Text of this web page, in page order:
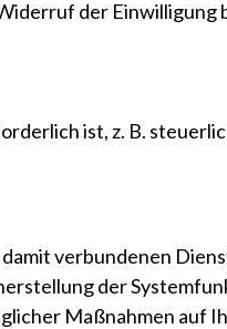
der Einwilligung
ist, z. B.
verbundenen
der
Maßnahmen auf